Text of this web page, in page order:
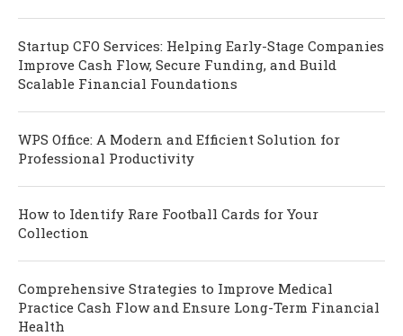
Startup CFO Services: Helping Early-Stage Companies
Improve Cash Flow, Secure Funding, and Build
Scalable Financial Foundations
WPS Office: A Modern and Efficient Solution for
Professional Productivity
How to Identify Rare Football Cards for Your
Collection
Comprehensive Strategies to Improve Medical
Practice Cash Flow and Ensure Long-Term Financial
Health